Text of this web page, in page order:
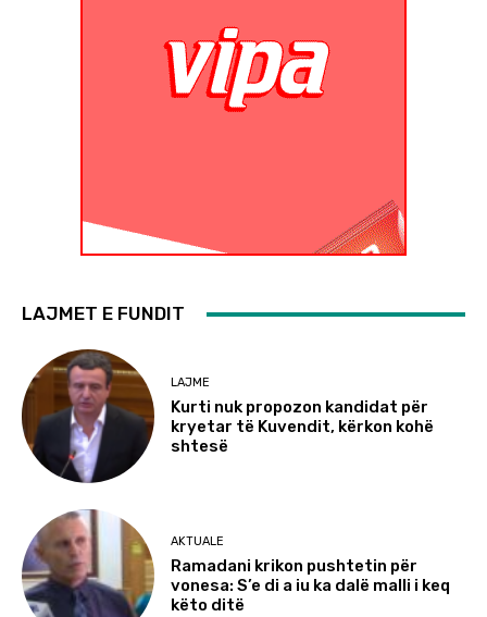
LAJMET E FUNDIT
LAJME
Kurti nuk propozon kandidat për
kryetar të Kuvendit, kërkon kohë
shtesë
AKTUALE
Ramadani krikon pushtetin për
vonesa: S’e di a iu ka dalë malli i keq
këto ditë